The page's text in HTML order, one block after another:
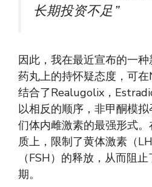
长期投资不足”
因此，我在最近宣布的一
药丸上的持怀疑态度，可
结合了Realugolix，
以相反的顺序，非甲酮模
们体内雌激素的最强形式
质上，限制了黄体激素（
（FSH）的释放，从而阻
期。